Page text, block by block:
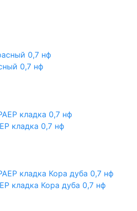
0,7 нф
кладка 0,7 нф
кладка Кора дуба 0,7 нф